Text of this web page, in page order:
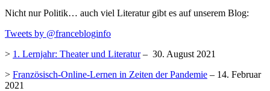
Nicht nur Politik… auch viel Literatur gibt es auf unserem Blog:
Tweets by @francebloginfo
> 1. Lernjahr: Theater und Literatur– 30. August 2021
> Französisch-Online-Lernen in Zeiten der Pandemie – 14. Februar
2021